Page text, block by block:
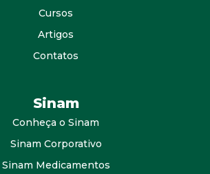
Cursos
Artigos
Contatos
Sinam
Conheça o Sinam
Sinam Corporativo
Sinam Medicamentos